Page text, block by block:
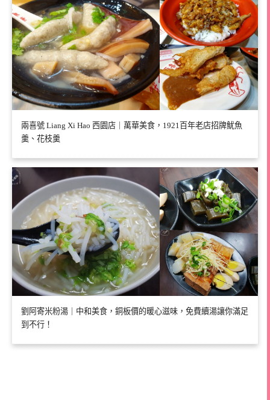
兩喜號 Liang Xi Hao 西園店｜萬華美食，1921百年老店招牌魷魚
羹、花枝羹
劉阿寄米粉湯｜中和美食，銅板價的暖心滋味，免費續湯讓你滿足
到不行！